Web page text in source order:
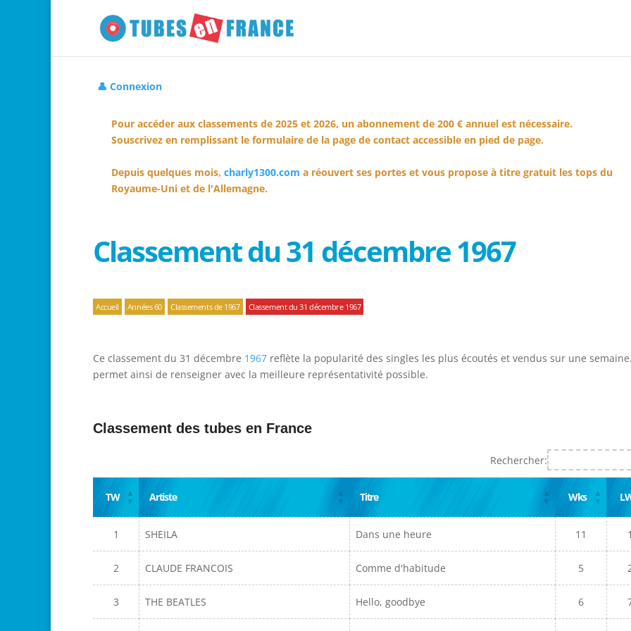
👤 Connexion
Pour accéder aux classements de 2025 et 2026, un abonnement de 200 € annuel est nécessaire.
Souscrivez en remplissant le formulaire de la page de contact accessible en pied de page.
Depuis quelques mois, charly1300.com a réouvert ses portes et vous propose à titre gratuit les tops du
Royaume-Uni et de l'Allemagne.
Classement du 31 décembre 1967
Accueil Années 60 Classements de 1967 Classement du 31 décembre 1967
Ce classement du 31 décembre 1967 reflète la popularité des singles les plus écoutés et vendus sur une
permet ainsi de renseigner avec la meilleure représentativité possible.
Classement des tubes en France
Rechercher:
TW Artiste Titre Wks
1 SHEILA Dans une heure 11 1
2 CLAUDE FRANCOIS Comme d'habitude 5
3 THE BEATLES Hello, goodbye 6